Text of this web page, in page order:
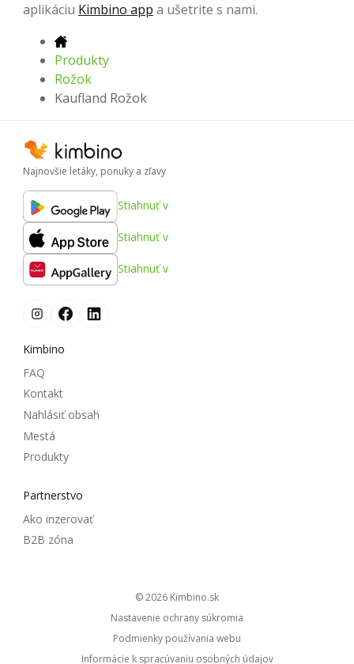
aplikáciu Kimbino app a ušetrite s nami.
Produkty
Rožok
Kaufland Rožok
Najnovšie letáky, ponuky a zľavy
Stiahnuť v
Stiahnuť v
Stiahnuť v
Kimbino
FAQ
Kontakt
Nahlásiť obsah
Mestá
Produkty
Partnerstvo
Ako inzerovať
B2B zóna
© 2026
kimbino.sk
Nastavenie ochrany súkromia
Podmienky používania webu
Informácie k spracúvaniu osobných údajov